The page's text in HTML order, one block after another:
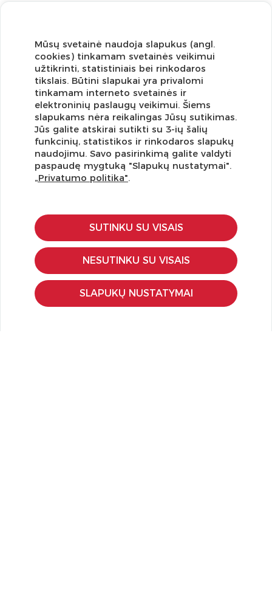
Užsisakykite naujienlaiškį ir pirmi gaukite geriausius
pasiūlymus!
KLIENTŲ APTARNAVIMAS
Pirkimo – pardavimo taisyklės
Pristatymas ir grąžinimas
Apmokėjimo būdai
Kokybės ir saugumo standartai
Privatumo taisyklės
Mūsų svetainė naudoja slapukus (angl.
cookies) tinkamam svetainės veikimui
užtikrinti, statistiniais bei rinkodaros
tikslais. Būtini slapukai yra privalomi
tinkamam interneto svetainės ir
elektroninių paslaugų veikimui. Šiems
slapukams nėra reikalingas Jūsų sutikimas.
Jūs galite atskirai sutikti su 3-ių šalių
funkcinių, statistikos ir rinkodaros slapukų
naudojimu. Savo pasirinkimą galite valdyti
paspaudę mygtuką "Slapukų nustatymai".
„Privatumo politika".
SUTINKU SU VISAIS
NESUTINKU SU VISAIS
SLAPUKŲ NUSTATYMAI